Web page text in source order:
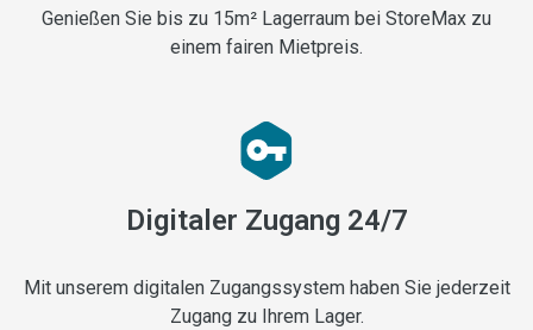
Genießen Sie bis zu 15m² Lagerraum bei StoreMax zu
einem fairen Mietpreis.
Digitaler Zugang 24/7
Mit unserem digitalen Zugangssystem haben Sie jederzeit
Zugang zu Ihrem Lager.